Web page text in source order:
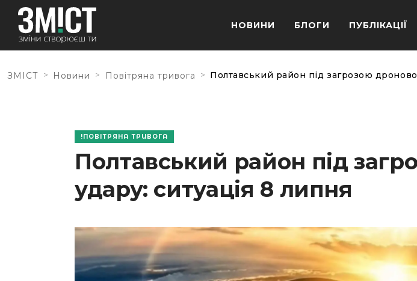
НОВИНИ БЛОГИ ПУБЛІКАЦІЇ
ЗМІСТ > Новини > Повітряна тривога > Полтавський район під загрозою
ПОВІТРЯНА ТРИВОГА
Полтавський район під
удару: ситуація 8 липня